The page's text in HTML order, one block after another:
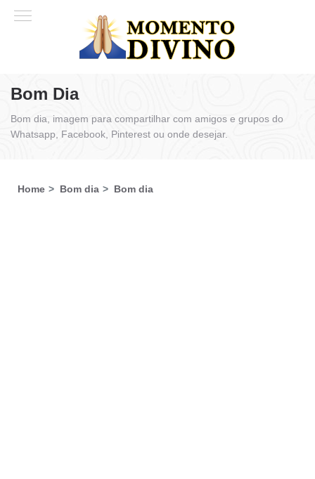
Bom Dia
Bom dia, imagem para compartilhar com amigos e grupos do
Whatsapp, Facebook, Pinterest ou onde desejar.
Home Bom dia Bom dia